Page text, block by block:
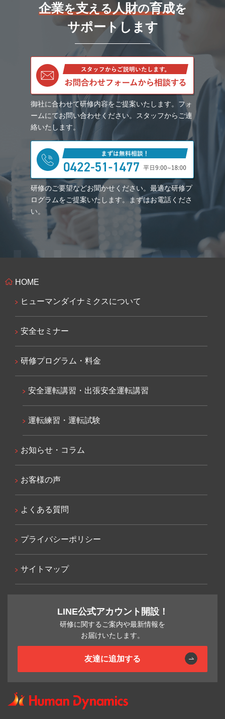
企業を支える人財の育成を
サポートします
御社に合わせて研修内容をご提案いたします。フォ
ームにてお問い合わせください。スタッフからご連
絡いたします。
研修のご要望などお聞かせください。最適な研修プ
ログラムをご提案いたします。まずはお電話くださ
い。
LINE公式アカウント開設！
研修に関するご案内や最新情報を
お届けいたします。
友達に追加する
HOME
ヒューマンダイナミクスについて
お知らせ・コラム
安全セミナー
お客様の声
よくある質問
研修プログラム・料金
プライバシーポリシー
安全運転講習・出張安全運転講習
サイトマップ
運転練習・運転試験